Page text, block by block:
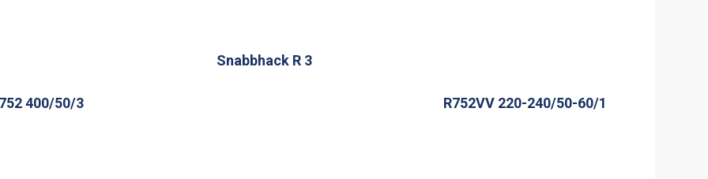
400/50/3
Snabbhack R 3
R752VV 220-240/50-60/1